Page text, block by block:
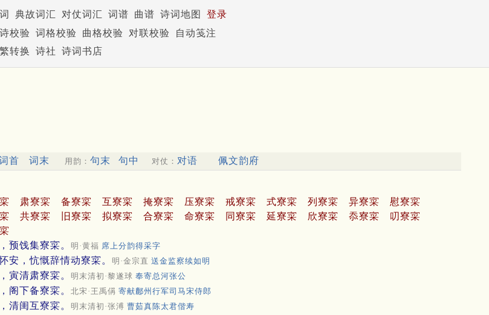
典故词汇 对仗词汇 词谱 曲谱 诗词地图
登录
校验 词格校验 曲格校验 对联校验
自动笺注
转换 诗社 诗词书店
首 词末 用韵： 句末 句中 对仗： 对语 佩文韵府
肃寮寀 备寮寀 互寮寀 掩寮寀 压寮寀 戒寮寀 式寮寀 列寮寀 异寮寀
慰寮寀
共寮寀 旧寮寀 拟寮寀 合寮寀 命寮寀 同寮寀 延寮寀 欣寮寀 忝寮寀
叨寮寀
预饯集寮寀。
明·黄福 席上分韵得采字
安，忼慨辞情动寮寀。 明·金宗直 送金监察续如明
寅清肃寮寀。 明末清初·黎遂球 奉寄总河张公
阁下备寮寀。 北宋·王禹偁 寄献鄜州行军司马宋侍郎
清闺互寮寀。 明末清初·张溥 曹茹真陈太君偕寿